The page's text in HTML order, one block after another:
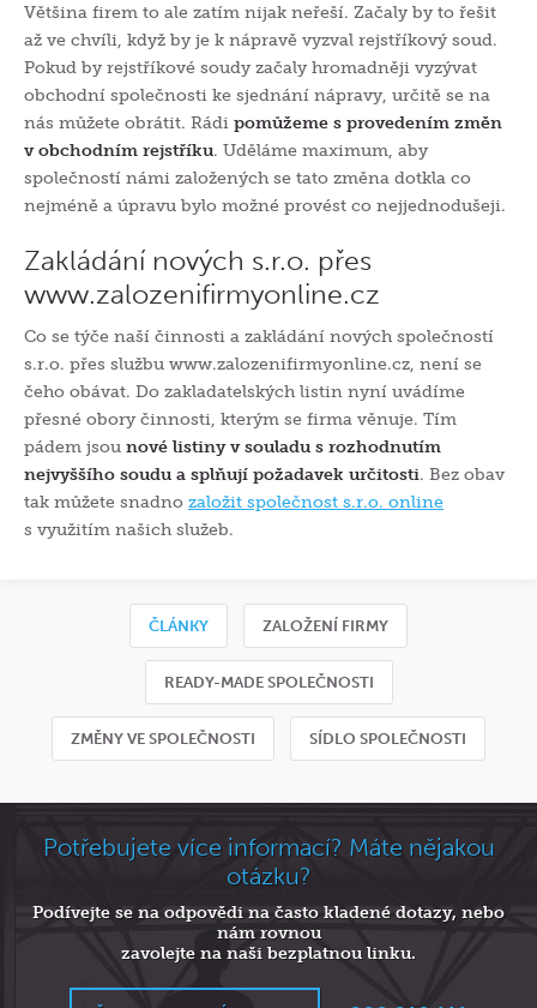
Většina firem to ale zatím nijak neřeší. Začaly by to řešit
až ve chvíli, když by je k nápravě vyzval rejstříkový soud.
Pokud by rejstříkové soudy začaly hromadněji vyzývat
obchodní společnosti ke sjednání nápravy, určitě se na
nás můžete obrátit. Rádi pomůžeme s provedením změn
v obchodním rejstříku. Uděláme maximum, aby
společností námi založených se tato změna dotkla co
nejméně a úpravu bylo možné provést co nejjednodušeji.
Zakládání nových s.r.o. přes
www.zalozenifirmyonline.cz
Co se týče naší činnosti a zakládání nových společností
s.r.o. přes službu www.zalozenifirmyonline.cz, není se
čeho obávat. Do zakladatelských listin nyní uvádíme
přesné obory činnosti, kterým se firma věnuje. Tím
pádem jsou nové listiny v souladu s rozhodnutím
nejvyššího soudu a splňují požadavek určitosti. Bez obav
tak můžete snadno založit společnost s.r.o. online
s využitím našich služeb.
ČLÁNKY ZALOŽENÍ FIRMY
READY-MADE SPOLEČNOSTI
ZMĚNY VE SPOLEČNOSTI SÍDLO SPOLEČNOSTI
Potřebujete více informací? Máte nějakou
otázku?
Podívejte se na odpovědi na často kladené dotazy, nebo
nám rovnou
zavolejte na naši bezplatnou linku.